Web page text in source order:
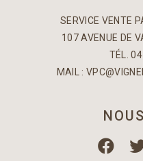
SERVICE VENTE
107 AVENUE DE
TÉL.
MAIL :